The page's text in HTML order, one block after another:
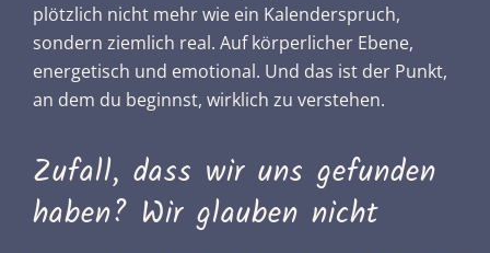
plötzlich nicht mehr wie ein Kalenderspruch,
sondern ziemlich real. Auf körperlicher Ebene,
energetisch und emotional. Und das ist der Punkt,
an dem du beginnst, wirklich zu verstehen.
Zufall, dass wir uns gefunden
haben? Wir glauben nicht